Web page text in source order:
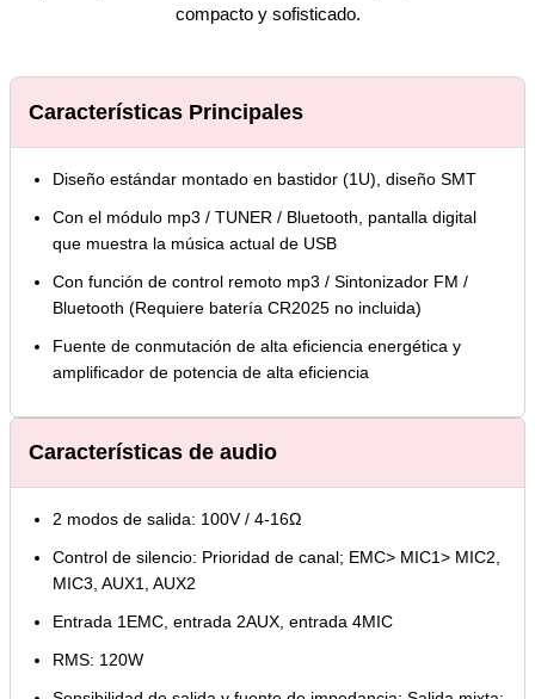
compacto y sofisticado.
Características Principales
Diseño estándar montado en bastidor (1U), diseño SMT
Con el módulo mp3 / TUNER / Bluetooth, pantalla digital
que muestra la música actual de USB
Con función de control remoto mp3 / Sintonizador FM /
Bluetooth (Requiere batería CR2025 no incluida)
Fuente de conmutación de alta eficiencia energética y
amplificador de potencia de alta eficiencia
Características de audio
2 modos de salida: 100V / 4-16Ω
Control de silencio: Prioridad de canal; EMC> MIC1> MIC2,
MIC3, AUX1, AUX2
Entrada 1EMC, entrada 2AUX, entrada 4MIC
RMS: 120W